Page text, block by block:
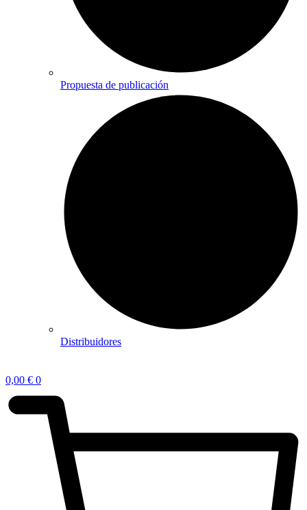
Propuesta de publicación
Distribuidores
0,00 € 0